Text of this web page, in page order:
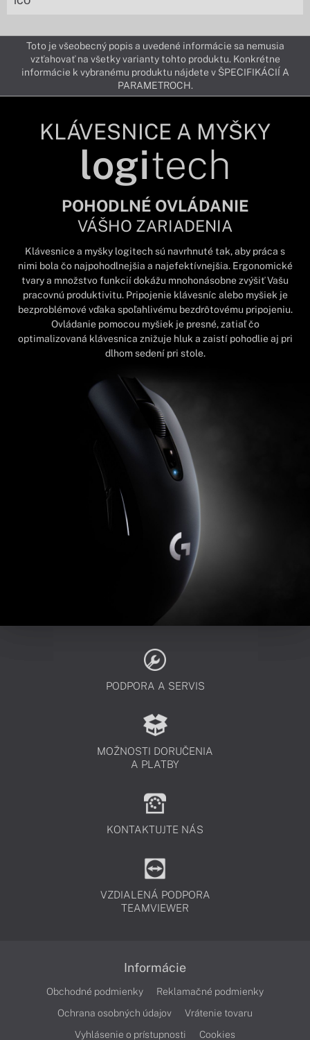
Toto je všeobecný popis a uvedené informácie sa nemusia
vzťahovať na všetky varianty tohto produktu. Konkrétne
informácie k vybranému produktu nájdete v ŠPECIFIKÁCIÍ A
PARAMETROCH.
KLÁVESNICE A MYŠKY
logitech
POHODLNÉ OVLÁDANIE
VÁŠHO ZARIADENIA
Klávesnice a myšky logitech sú navrhnuté tak, aby práca s
nimi bola čo najpohodlnejšia a najefektívnejšia. Ergonomické
tvary a množstvo funkcií dokážu mnohonásobne zvýšiť Vašu
pracovnú produktivitu. Pripojenie klávesníc alebo myšiek je
bezproblémové vďaka spoľahlivému bezdrôtovému pripojeniu.
Ovládanie pomocou myšiek je presné, zatiaľ čo
optimalizovaná klávesnica znižuje hluk a zaistí pohodlie aj pri
dlhom sedení pri stole.
PODPORA A SERVIS
MOŽNOSTI DORUČENIA
A PLATBY
KONTAKTUJTE NÁS
VZDIALENÁ PODPORA
TEAMVIEWER
Informácie
Obchodné podmienky
Reklamačné podmienky
Ochrana osobných údajov
Vrátenie tovaru
Vyhlásenie o prístupnosti
Cookies